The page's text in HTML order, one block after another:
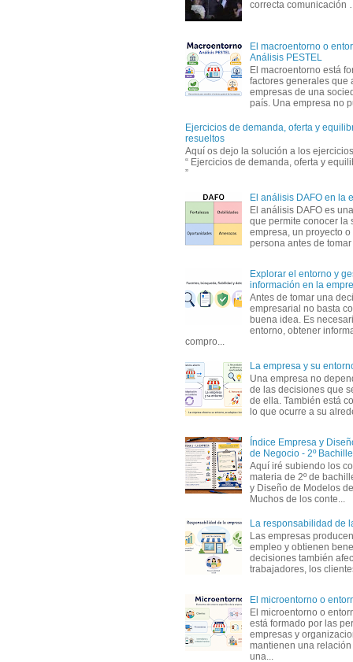
correcta
El macroentorno o
Análisis PESTEL
El macroentorno está
factores generales que
empresas de una
país. Una empresa no
Ejercicios de demanda, oferta y
resueltos
Aquí os dejo la solución a los
“ Ejercicios de demanda, oferta y
”
El análisis DAFO en la
El análisis DAFO es
que permite conocer la
empresa, un proyecto
persona antes de
Explorar el entorno y
información en la
Antes de tomar una
empresarial no basta
buena idea. Es
entorno, obtener
compro...
La empresa y su
Una empresa no
de las decisiones que
de ella. También está
lo que ocurre a su
Índice Empresa y
de Negocio - 2º
Aquí iré subiendo los
materia de 2º de
y Diseño de Modelos
Muchos de los conte...
La responsabilidad de
Las empresas
empleo y obtienen
decisiones también
trabajadores, los
El microentorno o
El microentorno o
está formado por las
empresas y
mantienen una
una...